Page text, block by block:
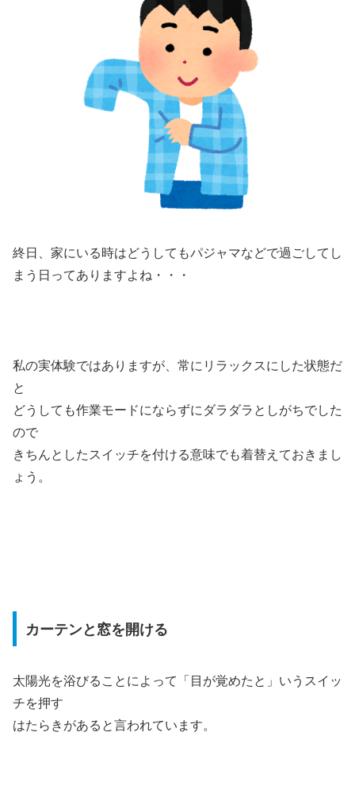
終日、家にいる時はどうしてもパジャマなどで過ごしてし
まう日ってありますよね・・・
私の実体験ではありますが、常にリラックスにした状態だ
と
どうしても作業モードにならずにダラダラとしがちでした
ので
きちんとしたスイッチを付ける意味でも着替えておきまし
ょう。
カーテンと窓を開ける
太陽光を浴びることによって「目が覚めたと」いうスイッ
チを押す
はたらきがあると言われています。